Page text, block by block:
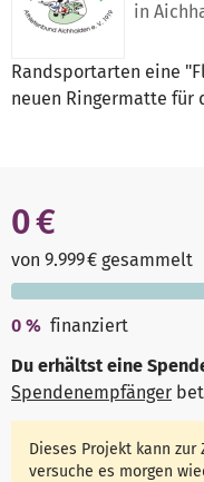
in
Randsportarten eine
neuen Ringermatte für
0 €
von 9.999 € gesammelt
0 % finanziert
Du erhältst eine
Spendenempfänger
Dieses Projekt kann
versuche es morgen